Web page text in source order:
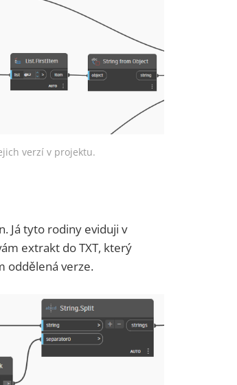
verzí v projektu.
Já tyto rodiny eviduji v
extrakt do TXT, který
oddělená verze.